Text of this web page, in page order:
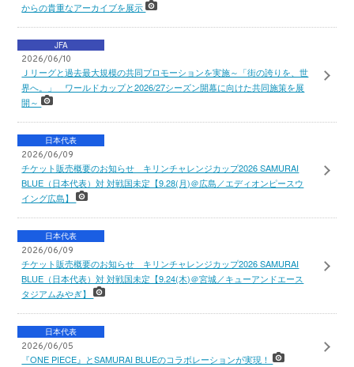
からの貴重なアーカイブを展示
JFA
2026/06/10
Ｊリーグと過去最大規模の共同プロモーションを実施～「街の誇りを、世
界へ。」 ワールドカップと2026/27シーズン開幕に向けた共同施策を展
開～
日本代表
2026/06/09
チケット販売概要のお知らせ キリンチャレンジカップ2026 SAMURAI
BLUE（日本代表）対 対戦国未定【9.28(月)＠広島／エディオンピースウ
イング広島】
日本代表
2026/06/09
チケット販売概要のお知らせ キリンチャレンジカップ2026 SAMURAI
BLUE（日本代表）対 対戦国未定【9.24(木)＠宮城／キューアンドエース
タジアムみやぎ】
日本代表
2026/06/05
『ONE PIECE』とSAMURAI BLUEのコラボレーションが実現！